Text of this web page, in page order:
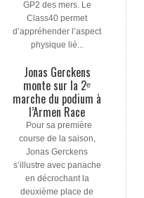
GP2 des mers. Le
Class40 permet
d’appréhender l’aspect
physique lié...
Jonas Gerckens
monte sur la 2ᵉ
marche du podium à
l’Armen Race
Pour sa première
course de la saison,
Jonas Gerckens
s’illustre avec panache
en décrochant la
deuxième place de